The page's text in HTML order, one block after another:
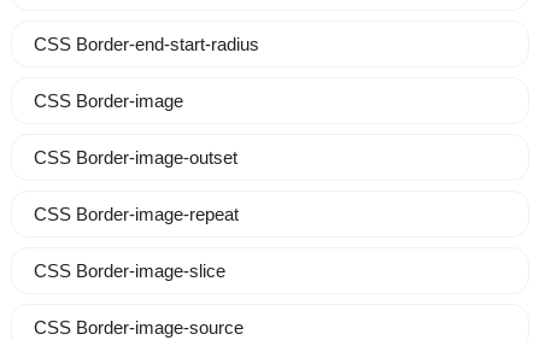
CSS Border-end-start-radius
CSS Border-image
CSS Border-image-outset
CSS Border-image-repeat
CSS Border-image-slice
CSS Border-image-source